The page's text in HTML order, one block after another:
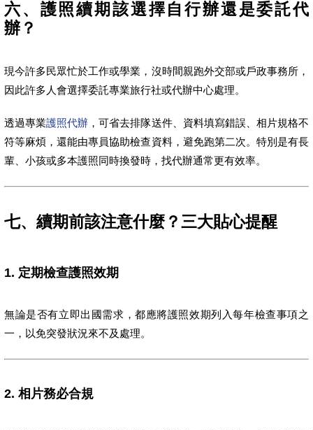
六、護照續期該選擇自行辦還是委託代
辦？
現今許多民眾忙於工作或學業，沒時間親跑外交部或戶政事務所，
因此許多人會選擇委託專業旅行社或代辦中心處理。
透過專業護照代辦 ，可省去排隊送件、資料填寫錯誤、相片規格不
符等麻煩，還能由專員協助檢查資料，避免跑第二次。特別是有長
輩、小孩或多本護照同時換發時，找代辦通常更有效率。
七、續期前該注意什麼？三大貼心提醒
1. 定期檢查護照效期
無論是否有立即出國需求，都應將護照效期列入每年檢查事項之
一，以免突發狀況來不及處理。
2. 相片務必合規